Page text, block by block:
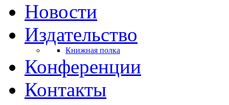
Новости
Издательство
Книжная полка
Конференции
Контакты